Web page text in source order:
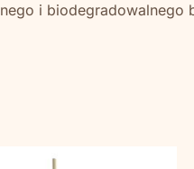
i biodegradowalnego